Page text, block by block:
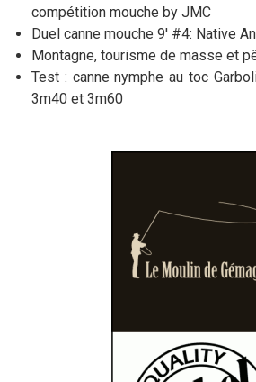
compétition mouche by JMC
Duel canne mouche 9' #4: Native
Montagne, tourisme de masse et
Test : canne nymphe au toc
3m40 et 3m60